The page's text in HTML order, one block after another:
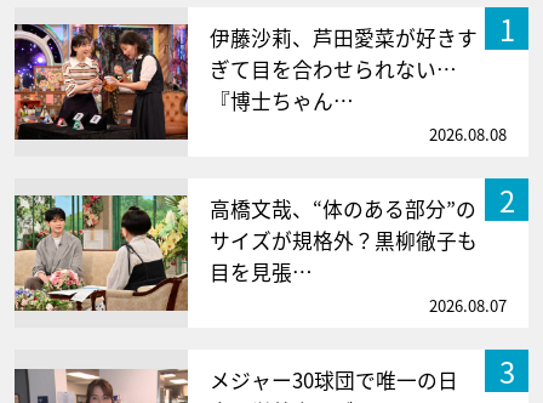
1
伊藤沙莉、芦田愛菜が好きす
ぎて目を合わせられない…
『博士ちゃん…
2026.08.08
2
高橋文哉、“体のある部分”の
サイズが規格外？黒柳徹子も
目を見張…
2026.08.07
3
メジャー30球団で唯一の日